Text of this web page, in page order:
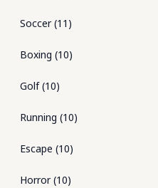
Soccer(11 )
Boxing (10)
Golf(10)
Running (10)
Escape (10)
Horror(10)